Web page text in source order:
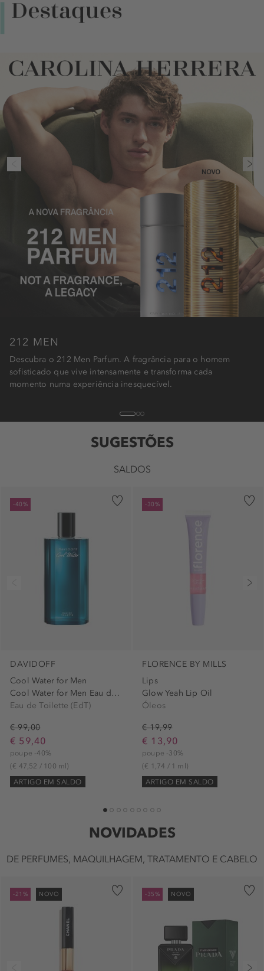
212 MEN
Descubra o 212 Men Parfum. A fragrância para o homem
sofisticado que vive intensamente e transforma cada
momento numa experiência inesquecível.
1
SUGESTÕES
SALDOS
-40%
DAVIDOFF
Cool Water for Men
Cool Water for Men Eau de...
Eau de Toilette (EdT)
€ 99,00
€ 59,40
poupe -40%
(€ 47,52 / 100 ml)
ARTIGO EM SALDO
-30%
FLORENCE BY MILLS
Lips
Glow Yeah Lip Oil
Óleos
€ 19,99
€ 13,90
poupe -30%
(€ 1,74 / 1 ml)
ARTIGO EM SALDO
1 2 3 4 5 6
NOVIDADES
DE PERFUMES, MAQUILHAGEM, TRATAMENTO E CABELO
-21% NOVO -35% NOVO